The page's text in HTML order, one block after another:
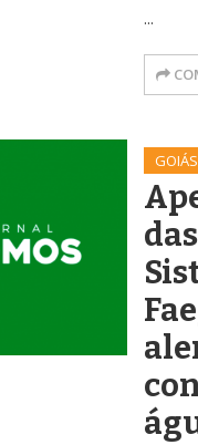
...
GOIÁS